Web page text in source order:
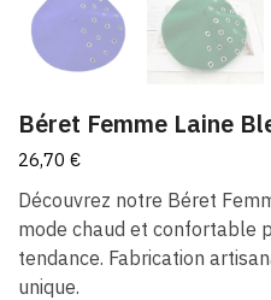
Béret Femme Laine
26,70 €
Découvrez notre Béret
mode chaud et confortable
tendance. Fabrication
unique.